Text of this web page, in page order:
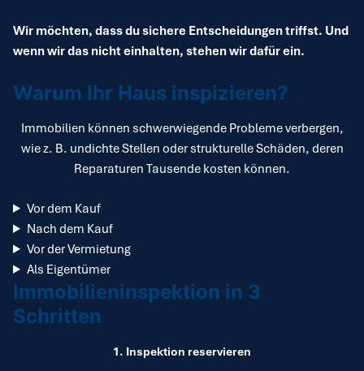
Wir möchten, dass du sichere Entscheidungen triffst. Und
wenn wir das nicht einhalten, stehen wir dafür ein.
Warum Ihr Haus inspizieren?
Immobilien können schwerwiegende Probleme verbergen,
wie z. B. undichte Stellen oder strukturelle Schäden, deren
Reparaturen Tausende kosten können.
Vor dem Kauf
Nach dem Kauf
Vor der Vermietung
Als Eigentümer
Immobilieninspektion in 3
Schritten
1. Inspektion reservieren